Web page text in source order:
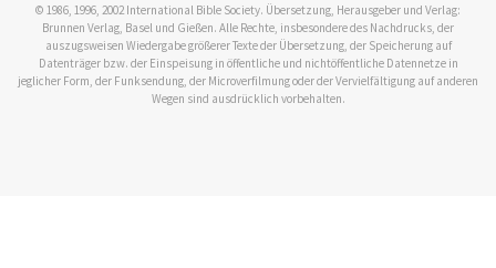
© 1986, 1996, 2002 International Bible Society. Übersetzung, Herausgeber und Verlag:
Brunnen Verlag, Basel und Gießen. Alle Rechte, insbesondere des Nachdrucks, der
auszugsweisen Wiedergabe größerer Texte der Übersetzung, der Speicherung auf
Datenträger bzw. der Einspeisung in öffentliche und nichtöffentliche Datennetze in
jeglicher Form, der Funksendung, der Microverfilmung oder der Vervielfältigung auf anderen
Wegen sind ausdrücklich vorbehalten.